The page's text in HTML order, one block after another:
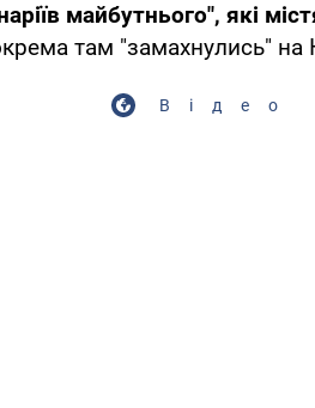
майбутнього", які
там "замахнулись" на
Відео